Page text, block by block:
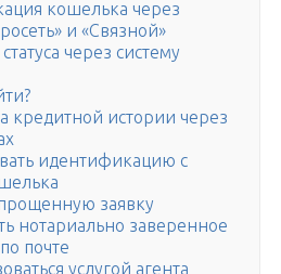
кошелька через
и «Связной»
через систему
кредитной истории через
идентификацию с
заявку
нотариально заверенное
почте
услугой агента